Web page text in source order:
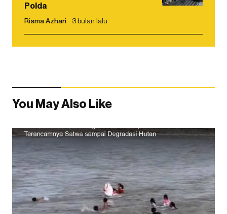
Polda
Risma Azhari 3 bulan lalu
You May Also Like